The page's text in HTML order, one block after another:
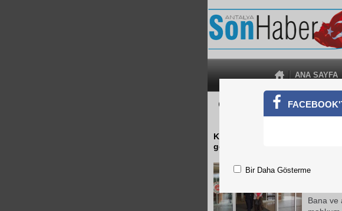
ANA SAYFA
ÇOCUKLARINA
Kastamonu'da çocuklarına
gerekçesiyle yargılanan bana
Bana ve
Bir Daha Gösterme